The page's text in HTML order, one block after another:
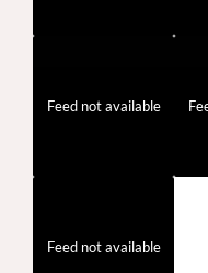
Feed not available
Feed not available